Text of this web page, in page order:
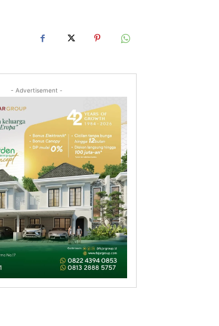
- Advertisement -